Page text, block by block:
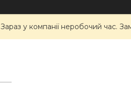
Зараз у компанії неробочий час.